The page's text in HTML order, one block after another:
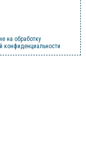
на обработку
конфиденциальности